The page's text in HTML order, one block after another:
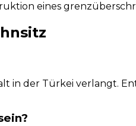
eines
der Türkei verlangt.